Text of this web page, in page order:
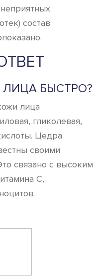
состав
БЫСТРО?
лица
гликолевая,
Цедра
своими
связано с высоким
С,